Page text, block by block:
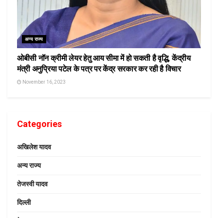
अन्य राज्य
ओबीसी नॉन क्रीमी लेयर हेतु आय सीमा में हो सकती है वृद्धि, केंद्रीय
मंत्री अनुप्रिया पटेल के पत्र पर केंद्र सरकार कर रही है विचार
November 16, 2023
Categories
अखिलेश यादव
अन्य राज्य
तेजस्वी यादव
दिल्ली